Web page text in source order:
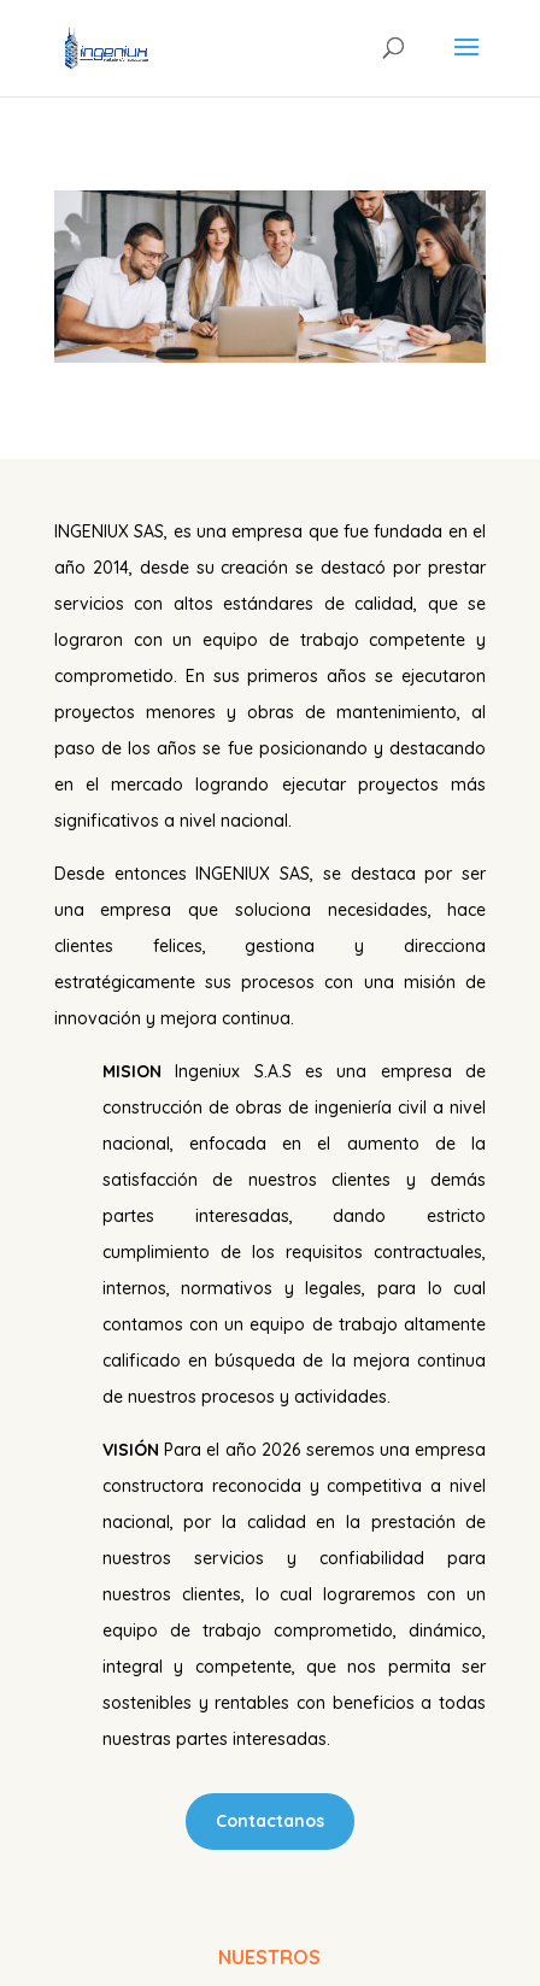
INGENIUX SAS, es una empresa que fue fundada en el
año 2014, desde su creación se destacó por prestar
servicios con altos estándares de calidad, que se
lograron con un equipo de trabajo competente y
comprometido. En sus primeros años se ejecutaron
proyectos menores y obras de mantenimiento, al
paso de los años se fue posicionando y destacando
en el mercado logrando ejecutar proyectos más
significativos a nivel nacional.
Desde entonces INGENIUX SAS, se destaca por ser
una empresa que soluciona necesidades, hace
clientes felices, gestiona y direcciona
estratégicamente sus procesos con una misión de
innovación y mejora continua.
MISION Ingeniux S.A.S es una empresa de
construcción de obras de ingeniería civil a nivel
nacional, enfocada en el aumento de la
satisfacción de nuestros clientes y demás
partes interesadas, dando estricto
cumplimiento de los requisitos contractuales,
internos, normativos y legales, para lo cual
contamos con un equipo de trabajo altamente
calificado en búsqueda de la mejora continua
de nuestros procesos y actividades.
VISIÓN Para el año 2026 seremos una empresa
constructora reconocida y competitiva a nivel
nacional, por la calidad en la prestación de
nuestros servicios y confiabilidad para
nuestros clientes, lo cual lograremos con un
equipo de trabajo comprometido, dinámico,
integral y competente, que nos permita ser
sostenibles y rentables con beneficios a todas
nuestras partes interesadas.
Contactanos
NUESTROS